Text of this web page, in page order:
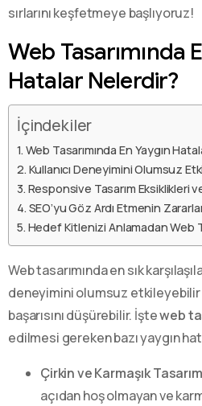
sırlarını keşfetmeye başlıyoruz!
Web Tasarımında
Hatalar Nelerdir?
İçindekiler
Web Tasarımında En Yaygın
Kullanıcı Deneyimini Olumsuz
Responsive Tasarım Eksiklikleri
SEO’yu Göz Ardı Etmenin
Hedef Kitlenizi Anlamadan Web
Web tasarımında en sık
deneyimini olumsuz
başarısını düşürebilir. İşteweb
edilmesi gereken bazı yaygın
Çirkin ve Karmaşık
açıdan hoş olmayan ve